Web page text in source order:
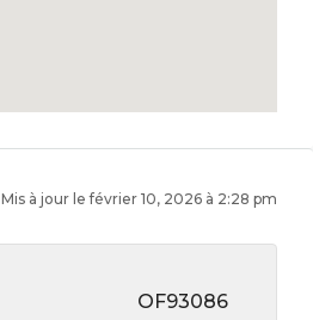
Mis à jour le février 10, 2026 à 2:28 pm
OF93086